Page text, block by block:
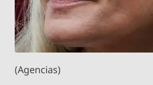
(Agencias)